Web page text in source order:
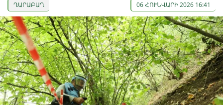
ՂԱՐԱԲԱՂ 06 ՀՈՒՆՎԱՐԻ 2026 16:41